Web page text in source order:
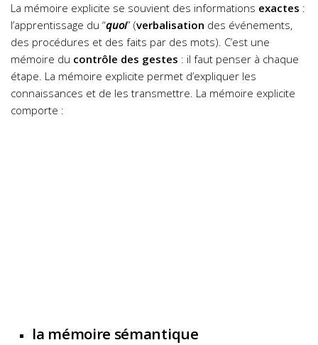
La mémoire explicite se souvient des informations exactes :
l’apprentissage du “quoi” (verbalisation des événements,
des procédures et des faits par des mots). C’est une
mémoire du contrôle des gestes : il faut penser à chaque
étape. La mémoire explicite permet d’expliquer les
connaissances et de les transmettre. La mémoire explicite
comporte :
la mémoire sémantique